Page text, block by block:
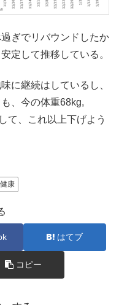
ぎでリバウンドしたか
定して推移している。
に継続はしているし、
、今の体重68kg,
て、これ以上下げよう
健康
はてブ
コピー